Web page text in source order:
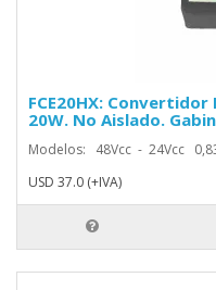
FCE20HX:
20W. No Aislado.
Modelos: 48Vcc - 24Vcc
USD 37.0 (+IVA)